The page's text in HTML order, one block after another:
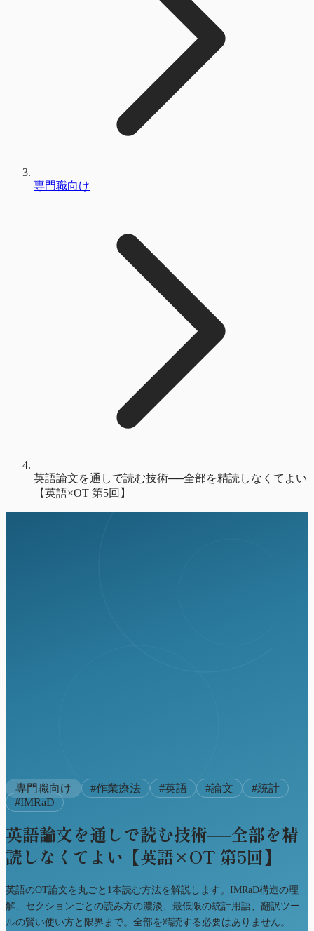
専門職向け
英語論文を通しで読む技術──全部を精読しなくてよい
【英語×OT 第5回】
専門職向け #作業療法 #英語 #論文 #統計
#IMRaD
英語論文を通しで読む技術──全部を精
読しなくてよい【英語×OT 第5回】
英語のOT論文を丸ごと1本読む方法を解説します。IMRaD構造の理
解、セクションごとの読み方の濃淡、最低限の統計用語、翻訳ツー
ルの賢い使い方と限界まで。全部を精読する必要はありません。